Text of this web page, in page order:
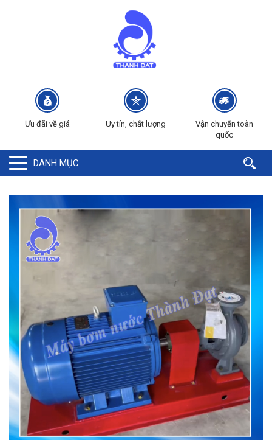
Ưu đãi về giá Uy tín, chất lượng
Vận chuyển toàn
quốc
DANH MỤC